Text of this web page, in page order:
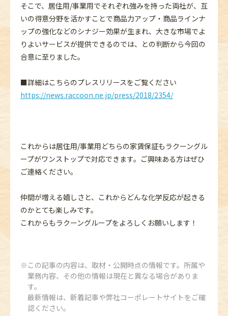
そこで、居住用/事業用でそれぞれ強みを持った両社が、互
いの得意分野を活かすことで商品力アップ・商品ラインナ
ップの強化などのシナジー効果が生まれ、大きな市場でよ
りよいサービスが提供できるのでは、との判断から今回の
合意に至りました。
■詳細はこちらのプレスリリースをご覧ください
https://news.raccoon.ne.jp/press/2018/2354/
これからは居住用/事業用どちらの家賃保証もラクーングル
ープがワンストップで対応できます。ご興味ある方はぜひ
ご連絡ください。
仲間が増える嬉しさと、これからどんな化学反応が起きる
のかとても楽しみです。
これからもラクーングループをよろしくお願いします！
この記事の内容は、取材・公開時点の情報です。所属や
業務内容、その他の情報は現在と異なる場合がありま
す。
最新情報は、新着記事や弊社コーポレートサイトをご確
認ください。